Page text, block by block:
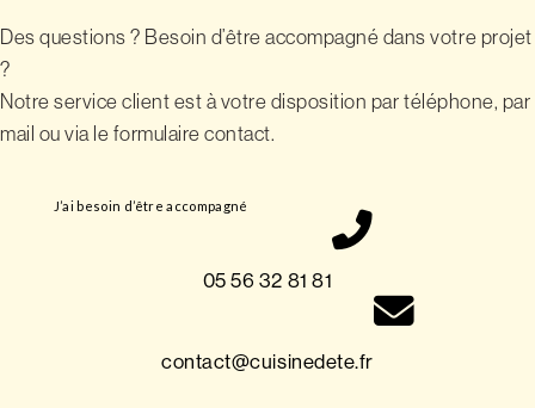
Des questions ? Besoin d’être accompagné dans votre projet
?
Notre service client est à votre disposition par téléphone, par
mail ou via le formulaire contact.
J’ai besoin d’être accompagné
05 56 32 81 81
contact@cuisinedete.fr